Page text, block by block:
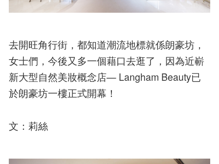
去開旺角行街，都知道潮流地標就係朗豪坊，
女士們，今後又多一個藉口去逛了，因為近嶄
新大型自然美妝概念店— Langham Beauty已
於朗豪坊一樓正式開幕！
文：莉絲